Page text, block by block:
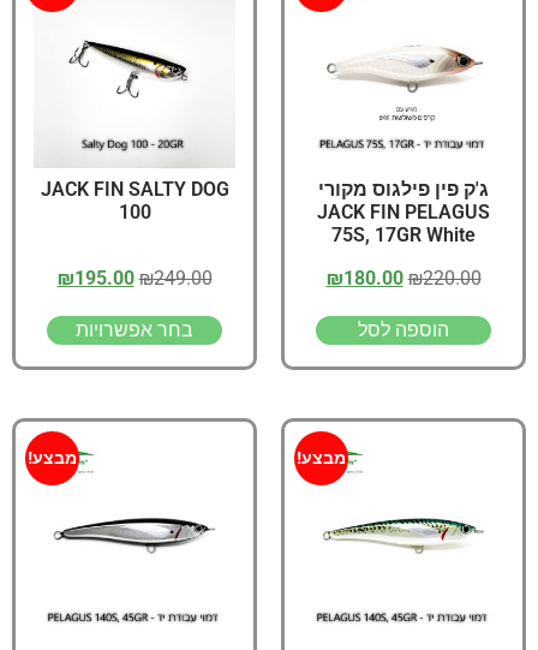
ג'ק פין פילגוס מקורי
JACK FIN PELAGUS
75S, 17GR White
₪220.00
₪180.00
הוספה לסל
JACK FIN SALTY DOG
100
₪249.00
₪195.00
בחר אפשרויות
מבצע! מבצע!